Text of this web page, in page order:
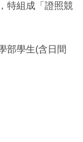
特組成「證照競
部學生(含日間